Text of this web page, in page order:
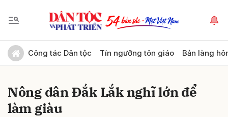
Công tác Dân tộc Tín ngưỡng tôn giáo Bản làng
Nông dân Đắk Lắk nghĩ lớn để
làm giàu
Gửi bình luận